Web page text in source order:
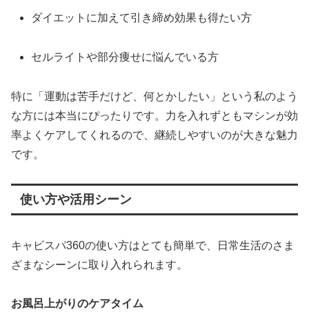
ダイエットに加えて引き締め効果も得たい方
セルライトや部分痩せに悩んでいる方
特に「運動は苦手だけど、何とかしたい」という私のよう
な方には本当にぴったりです。力を入れずともマシンが効
率よくケアしてくれるので、継続しやすいのが大きな魅力
です。
使い方や活用シーン
キャビスパ360の使い方はとても簡単で、日常生活のさま
ざまなシーンに取り入れられます。
お風呂上がりのケアタイム